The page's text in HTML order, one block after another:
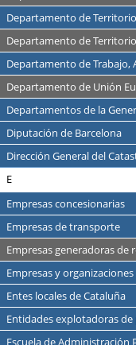
Departamento de
Departamento de
Departamento de Trabajo,
Departamento de Unión
Departamentos de la
Diputación de Barcelona
Dirección General del
E
Empresas concesionarias
Empresas de transporte
Empresas generadoras de
Empresas y
Entes locales de Cataluña
Entidades explotadoras
Escuela de Administración